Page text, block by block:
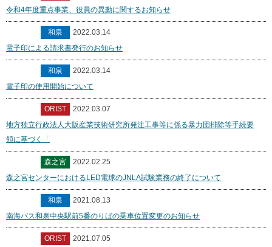
令和4年度重点事業、役員の異動に関するお知らせ
和泉
2022.03.14
電子印による請求書発行のお知らせ
和泉
2022.03.14
電子印の使用開始について
ORIST
2022.03.07
地方独立行政法人大阪産業技術研究所発注工事等に係る暴力団排除等手続要
領に基づく「
森之宮
2022.02.25
森之宮センターにおけるLED電球のJNLA試験業務の終了について
和泉
2021.08.13
南海バス和泉中央駅前5番のりばの乗車位置変更のお知らせ
ORIST
2021.07.05